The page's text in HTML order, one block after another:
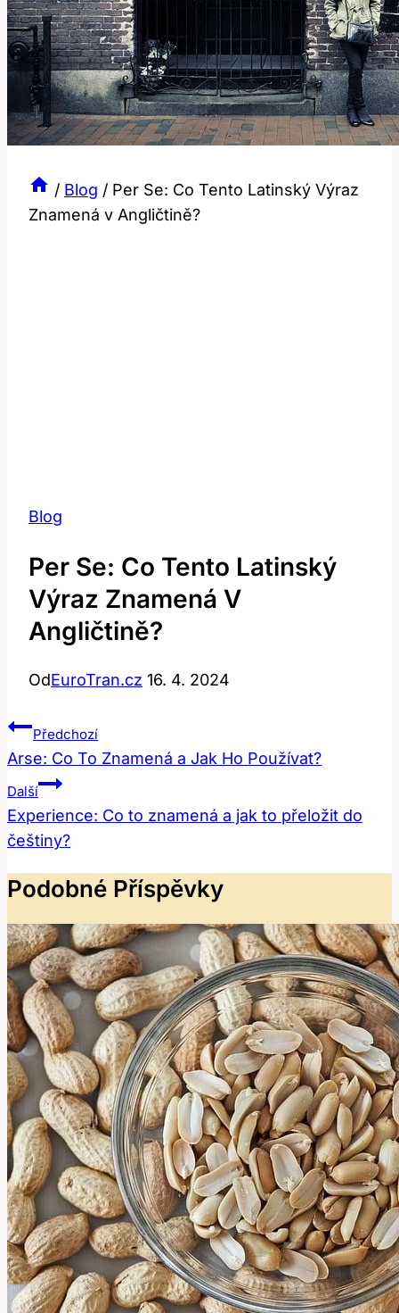
/ Blog / Per Se: Co Tento Latinský Výraz
Znamená v Angličtině?
Blog
Per Se: Co Tento Latinský
Výraz Znamená V
Angličtině?
OdEuroTran.cz 16. 4. 2024
Navigace
Pro
Příspěvek
Předchozí
Arse: Co To Znamená a Jak Ho Používat?
Další
Experience: Co to znamená a jak to přeložit do
češtiny?
Podobné Příspěvky